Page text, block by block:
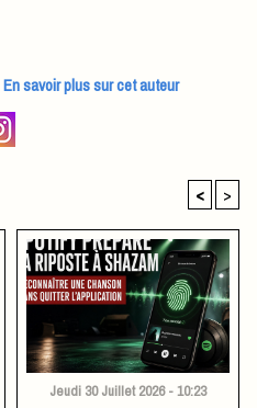
En savoir plus sur cet auteur
< >
Jeudi 30 Juillet 2026 - 10:23